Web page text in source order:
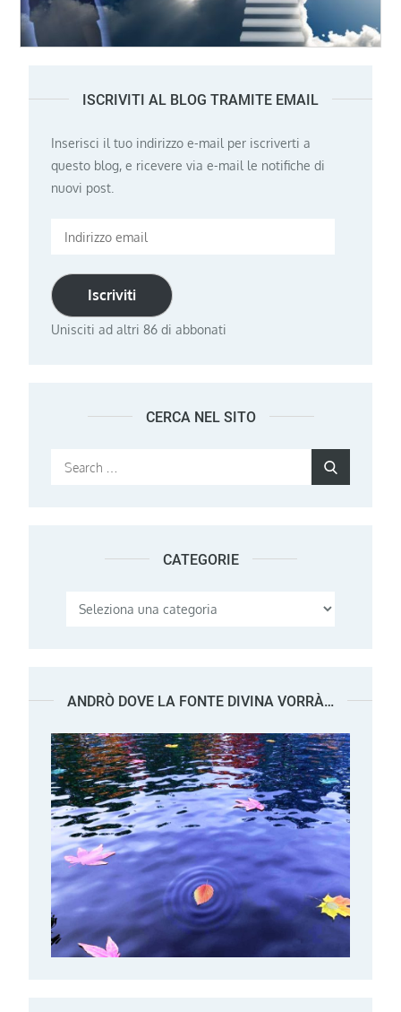
ISCRIVITI AL BLOG TRAMITE EMAIL
Inserisci il tuo indirizzo e-mail per iscriverti a
questo blog, e ricevere via e-mail le notifiche di
nuovi post.
Indirizzo
Iscriviti
Unisciti ad altri 86 di abbonati
CERCA NEL SITO
Search
CATEGORIE
Categorie
ANDRÒ DOVE LA FONTE DIVINA VORRÀ…